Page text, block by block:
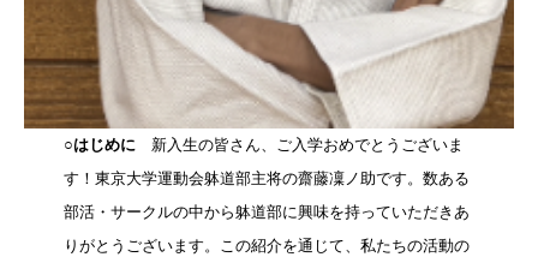
○はじめに新入生の皆さん、ご入学おめでとうございま
す！東京大学運動会躰道部主将の齋藤凜ノ助です。数ある
部活・サークルの中から躰道部に興味を持っていただきあ
りがとうございます。この紹介を通じて、私たちの活動の